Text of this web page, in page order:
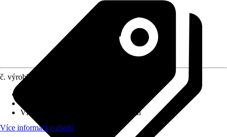
č. výrobku
Vhodné pro prostory
Vlhké prostředí
Více informací o zboží